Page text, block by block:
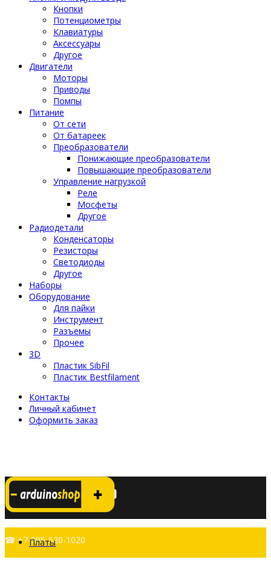
Кнопки
Потенциометры
Клавиатуры
Аксессуары
Другое
Двигатели
Моторы
Приводы
Помпы
Питание
От сети
От батареек
Преобразователи
Понижающие преобразователи
Повышающие преобразователи
Управление нагрузкой
Реле
Мосфеты
Другое
Радиодетали
Конденсаторы
Резисторы
Светодиоды
Другое
Наборы
Оборудование
Для пайки
Инструмент
Разъемы
Прочее
3D
Пластик SibFil
Пластик Bestfilament
Контакты
Личный кабинет
Оформить заказ
☎ +7-995-520-1020
Платы